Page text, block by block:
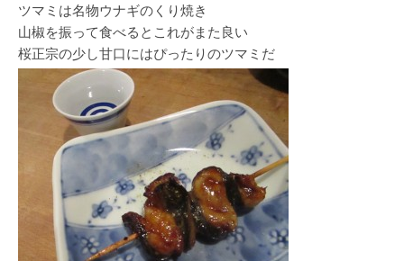
ツマミは名物ウナギのくり焼き
山椒を振って食べるとこれがまた良い
桜正宗の少し甘口にはぴったりのツマミだ